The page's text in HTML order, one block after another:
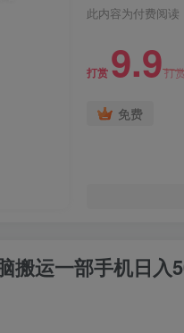
此内容为付费阅读
打赏 9.9打
免费
运一部手机日入